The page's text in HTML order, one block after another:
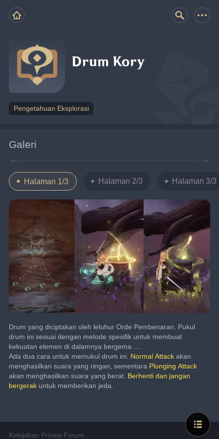
Drum Kory
Pengetahuan Eksplorasi
Galeri
Halaman 1/3 Halaman 2/3 Halaman 3/3
Drum yang diciptakan oleh leluhur Orde Pembenaran. Pukul
drum ini sesuai dengan metode spesifik untuk membuat
kekuatan elemen di dalamnya bergema ....
Ada dua cara untuk memukul drum ini. Normal Attack akan
menghasilkan suara yang ringan, sementara Plunging Attack
akan menghasilkan suara yang berat. Berhenti dan jangan
bergerak untuk memberikan jeda.
Kebijakan Privasi Forum